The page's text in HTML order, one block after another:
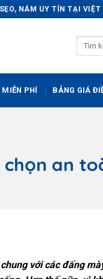
NÁM UY TÍN TẠI VIỆT
MIỄN PHÍ BẢNG GIÁ
an
với các đấng